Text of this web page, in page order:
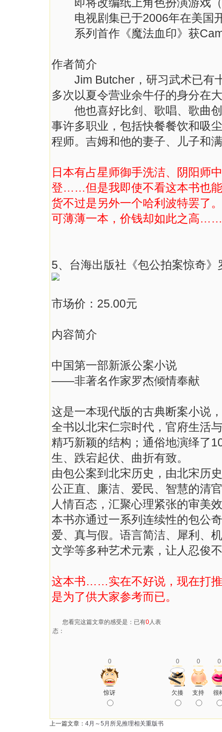
电视剧集已于2006年在美国
系列首作《魔法血印》获
作者简介
Jim Butcher，研习武术已有
多次以夏令营业余牛仔的身分在
他也喜好比剑、歌唱、歌曲创
事许多职业，包括快餐餐饮和吸
程师。吉姆和他的妻子、儿子和
日本有占星师御手洗洁、阴阳师
登……但是我即使不看这本书也
货不过是另外一个哈利波特罢了
可薄薄一本，价钱却如此之高
5、台海出版社《包公拍案惊奇》
市场价：25.00元
内容简介
中国第一部新派公案小说
——非著名作家罗杰倾情奉献
这是一本现代版的古典断案小说
全书以北宋仁宗时代，官府生活
精巧新颖的结构；通俗地演绎了
生、跌宕起伏、曲折有致。
由包公案到北宋历史，由北宋历
公正直、廉洁、爱民、智慧的清
人情百态，汇聚心理紧张的审美
本书亦通过一系列连续性的包公
爱、真与假。语言简洁、犀利、
文学等多种艺术元素，让人忍俊
这本书……实在不好说，现在打
是为了供大家参考而已。
您看完这篇文章的感受是：已有0人表
态：
0 0 0 0
惊讶 欠揍 支持 很
上一篇文章： 4月～5月所见推理相关重版书